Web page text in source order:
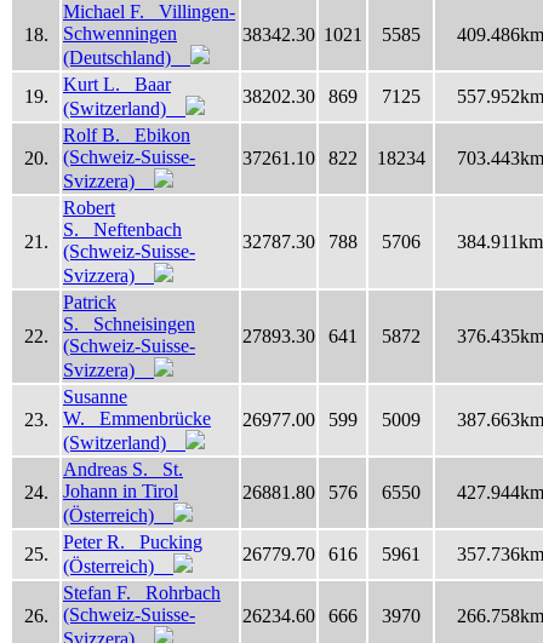
18.
Michael F. Villingen-
Schwenningen
(Deutschland)
38342.30 1021 5585 409.486km
19.
Kurt L. Baar
(Switzerland)
38202.30 869 7125 557.952km
20.
Rolf B. Ebikon
(Schweiz-Suisse-
Svizzera)
37261.10 822 18234 703.443km
21.
Robert
S. Neftenbach
(Schweiz-Suisse-
Svizzera)
32787.30 788 5706 384.911km
22.
Patrick
S. Schneisingen
(Schweiz-Suisse-
Svizzera)
27893.30 641 5872 376.435km
23.
Susanne
W. Emmenbrücke
(Switzerland)
26977.00 599 5009 387.663km
24.
Andreas S. St.
Johann in Tirol
(Österreich)
26881.80 576 6550 427.944km
25.
Peter R. Pucking
(Österreich)
26779.70 616 5961 357.736km
26.
Stefan F. Rohrbach
(Schweiz-Suisse-
26234.60 666 3970 266.758km